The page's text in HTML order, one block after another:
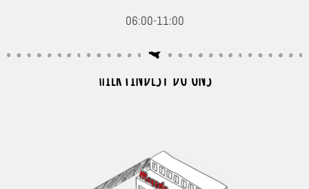
06:00-11:00
HIER FINDEST DU UNS